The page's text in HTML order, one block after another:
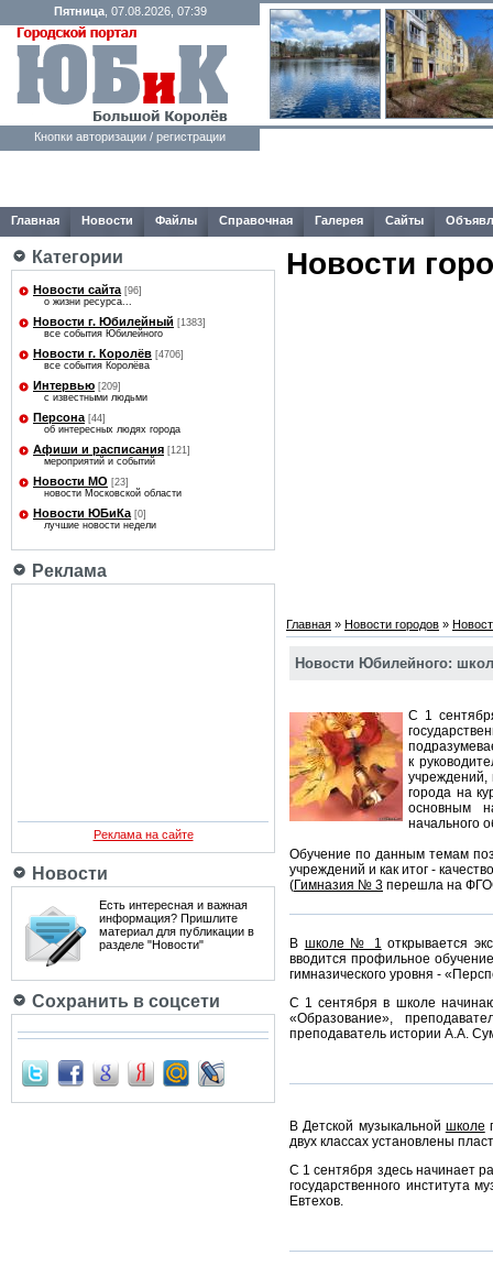
Пятница, 07.08.2026, 07:39
Кнопки авторизации / регистрации
Главная Новости Файлы Справочная Галерея Сайты
Категории
Новости сайта [96]
о жизни ресурса...
Новости г. Юбилейный [1383]
все события Юбилейного
Новости г. Королёв [4706]
все события Королёва
Интервью [209]
с известными людьми
Персона [44]
об интересных людях города
Афиши и расписания [121]
мероприятий и событий
Новости МО [23]
новости Московской области
Новости ЮБиКа [0]
лучшие новости недели
Реклама
Реклама на сайте
Новости
Есть интересная и важная
информация? Пришлите
материал для публикации в
разделе "Новости"
Сохранить в соцсети
Новости
Главная » Новости городов »
Новости Юбилейного:
С 1
к
учреждений,
города на
основным
начального
Обучение по данным темам
учреждений и как итог -
(Гимназия № 3 перешла на
В школе № 1 открывается
вводится профильное
гимназического уровня -
С 1 сентября в школе
«Образование»,
преподаватель истории А.А.
В Детской музыкальной школе
двух классах установлены
С 1 сентября здесь начинает
государственного института
Евтехов.